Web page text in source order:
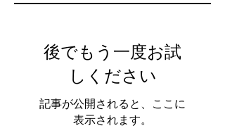
後でもう一度お試
しください
記事が公開されると、ここに
表示されます。